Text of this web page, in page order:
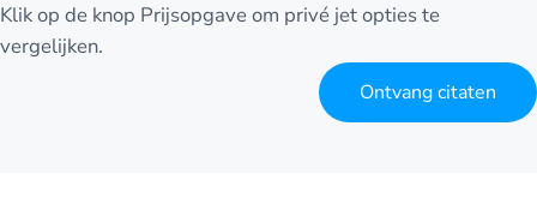
Klik op de knop Prijsopgave om privé jet opties te
vergelijken.
Ontvang citaten